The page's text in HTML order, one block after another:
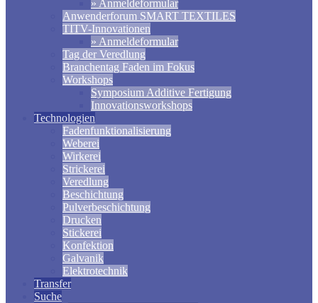
» Anmeldeformular
Anwenderforum SMART TEXTILES
TITV-Innovationen
» Anmeldeformular
Tag der Veredlung
Branchentag Faden im Fokus
Workshops
Symposium Additive Fertigung
Innovationsworkshops
Technologien
Fadenfunktionalisierung
Weberei
Wirkerei
Strickerei
Veredlung
Beschichtung
Pulverbeschichtung
Drucken
Stickerei
Konfektion
Galvanik
Elektrotechnik
Transfer
Suche